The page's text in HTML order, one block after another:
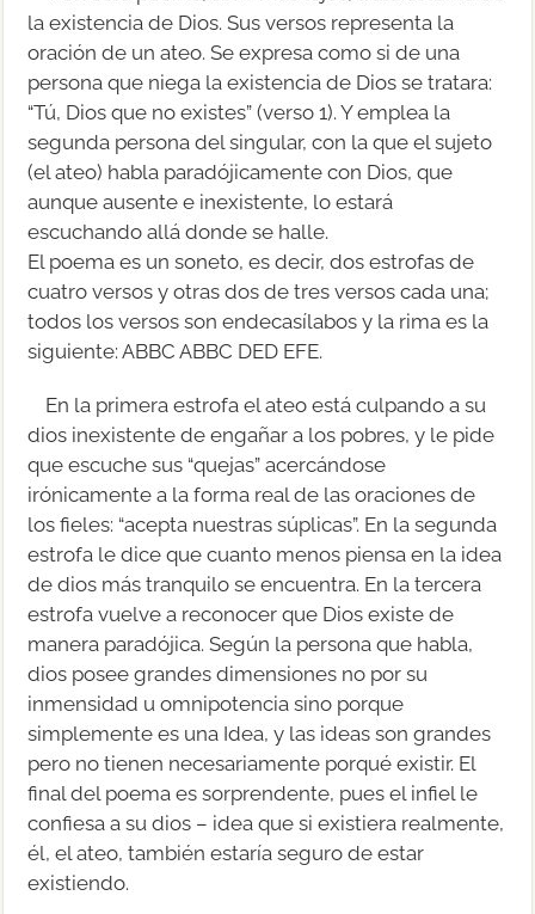
la existencia de Dios. Sus versos representa la
oración de un ateo. Se expresa como si de una
persona que niega la existencia de Dios se tratara:
“Tú, Dios que no existes” (verso 1). Y emplea la
segunda persona del singular, con la que el sujeto
(el ateo) habla paradójicamente con Dios, que
aunque ausente e inexistente, lo estará
escuchando allá donde se halle.
El poema es un soneto, es decir, dos estrofas de
cuatro versos y otras dos de tres versos cada una;
todos los versos son endecasílabos y la rima es la
siguiente: ABBC ABBC DED EFE.
En la primera estrofa el ateo está culpando a su
dios inexistente de engañar a los pobres, y le pide
que escuche sus “quejas” acercándose
irónicamente a la forma real de las oraciones de
los fieles: “acepta nuestras súplicas”. En la segunda
estrofa le dice que cuanto menos piensa en la idea
de dios más tranquilo se encuentra. En la tercera
estrofa vuelve a reconocer que Dios existe de
manera paradójica. Según la persona que habla,
dios posee grandes dimensiones no por su
inmensidad u omnipotencia sino porque
simplemente es una Idea, y las ideas son grandes
pero no tienen necesariamente porqué existir. El
final del poema es sorprendente, pues el infiel le
confiesa a su dios – idea que si existiera realmente,
él, el ateo, también estaría seguro de estar
existiendo.